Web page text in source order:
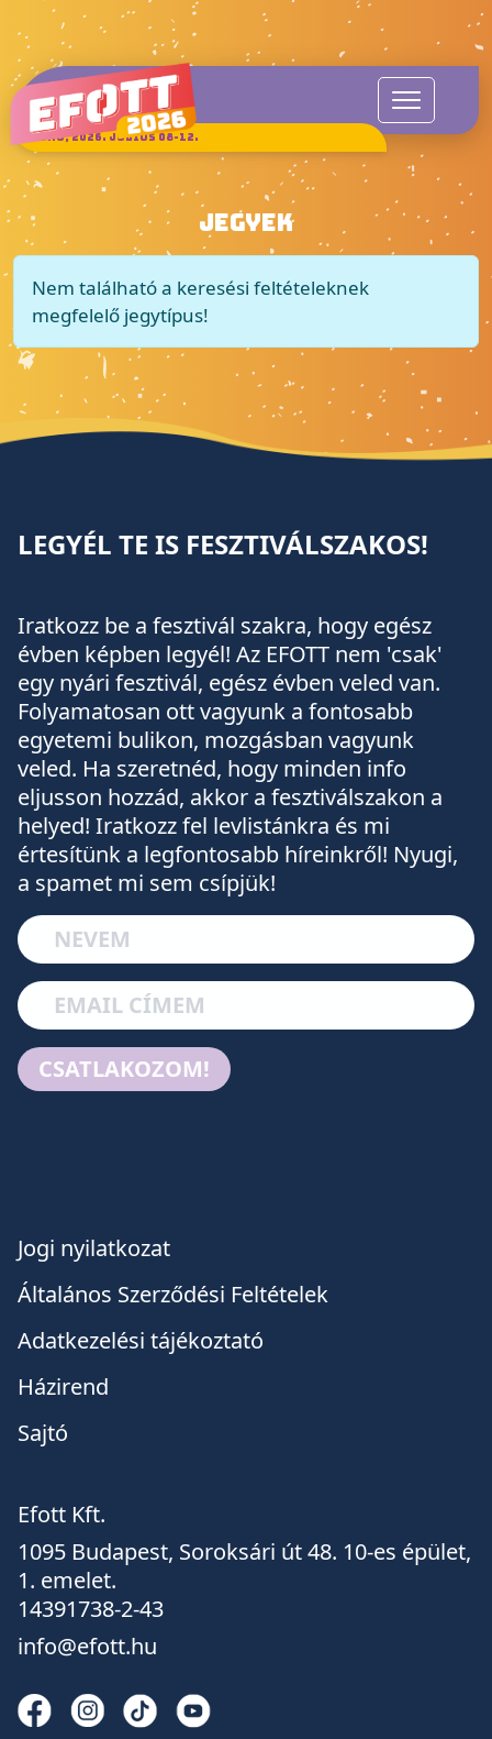
SUKORÓ, 2026. JÚLIUS 08-12.
JEGYEK
Nem található a keresési feltételeknek
megfelelő jegytípus!
LEGYÉL TE IS FESZTIVÁLSZAKOS!
Iratkozz be a fesztivál szakra, hogy egész
évben képben legyél! Az EFOTT nem 'csak'
egy nyári fesztivál, egész évben veled van.
Folyamatosan ott vagyunk a fontosabb
egyetemi bulikon, mozgásban vagyunk
veled. Ha szeretnéd, hogy minden info
eljusson hozzád, akkor a fesztiválszakon a
helyed! Iratkozz fel levlistánkra és mi
értesítünk a legfontosabb híreinkről! Nyugi,
a spamet mi sem csípjük!
CSATLAKOZOM!
Jogi nyilatkozat
Általános Szerződési Feltételek
Adatkezelési tájékoztató
Házirend
Sajtó
Efott Kft.
1095 Budapest, Soroksári út 48. 10-es épület,
1. emelet.
14391738-2-43
info@efott.hu